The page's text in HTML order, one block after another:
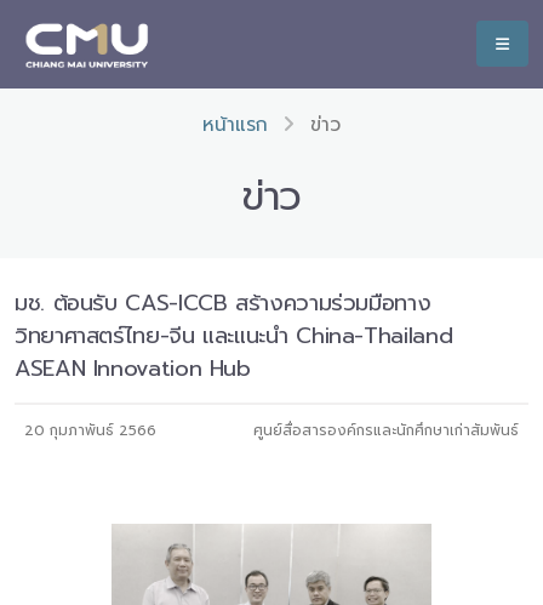
หน้าแรก ข่าว
ข่าว
มช. ต้อนรับ CAS-ICCB สร้างความร่วมมือทาง
วิทยาศาสตร์ไทย-จีน และแนะนำ China-Thailand
ASEAN Innovation Hub
20 กุมภาพันธ์ 2566 ศูนย์สื่อสารองค์กรและนักศึกษาเก่าสัมพันธ์